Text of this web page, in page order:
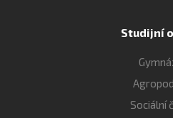
Studijní
Sociální